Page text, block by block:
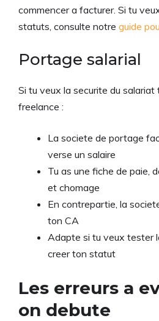
commencer a facturer. Si tu
statuts, consulte notre guide
Portage salarial
Si tu veux la securite du
freelance :
La societe de portage
verse un salaire
Tu as une fiche de paie,
et chomage
En contrepartie, la
ton CA
Adapte si tu veux tester
creer ton statut
Les erreurs a
on debute